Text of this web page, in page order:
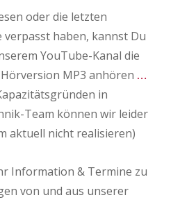
oder die letzten
verpasst haben, kannst Du
YouTube-Kanal die
MP3 anhören …
in
Team können wir leider
aktuell nicht realisieren)
Information & Termine zu
von und aus unserer